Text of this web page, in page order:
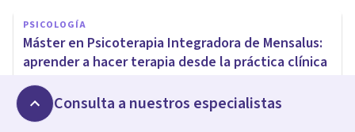
PSICOLOGÍA
Máster en Psicoterapia Integradora de Mensalus:
aprender a hacer terapia desde la práctica clínica
Consulta a nuestros especialistas